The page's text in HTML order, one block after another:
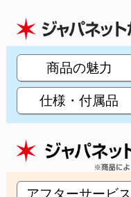
商品の魅力
仕様・付属品
アフターサービス